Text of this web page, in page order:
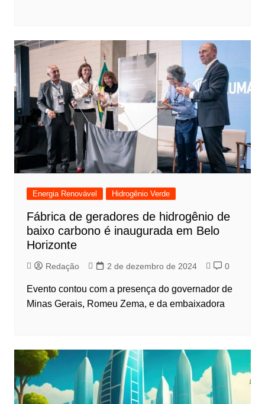
Energia Renovável Hidrogênio Verde
Fábrica de geradores de hidrogênio de
baixo carbono é inaugurada em Belo
Horizonte
Redação 2 de dezembro de 2024 0
Evento contou com a presença do governador de
Minas Gerais, Romeu Zema, e da embaixadora